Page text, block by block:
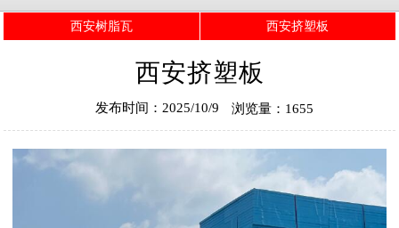
西安树脂瓦 西安挤塑板
西安挤塑板
发布时间：2025/10/9 浏览量：1655